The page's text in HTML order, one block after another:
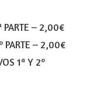
– 2,00€
– 2,00€
1ª Y 2º